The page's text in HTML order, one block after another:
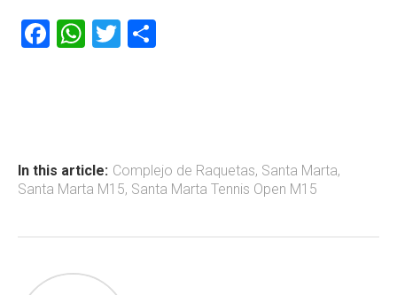
F
ok
W
p
p
T
tir
In this article: Complejo de Raquetas, Santa Marta,
Santa Marta M15, Santa Marta Tennis Open M15